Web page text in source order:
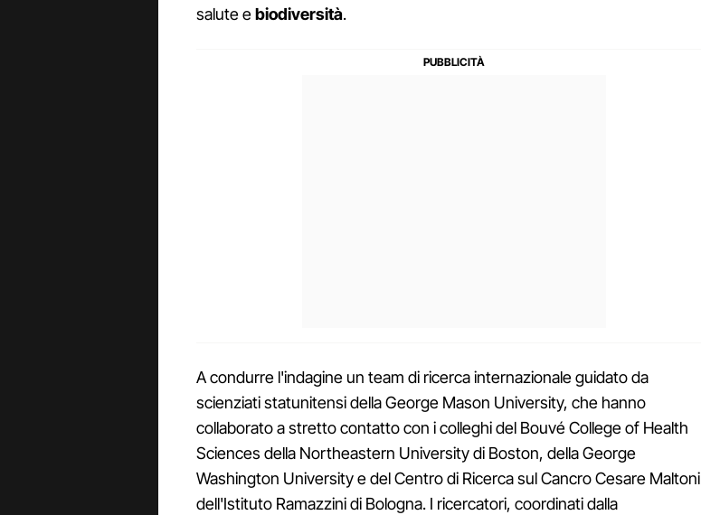
salute ebiodiversità.
A condurre l'indagine un team di ricerca internazionale guidato da
scienziati statunitensi della George Mason University, che hanno
collaborato a stretto contatto con i colleghi del Bouvé College of Health
Sciences della Northeastern University di Boston, della George
Washington University e del Centro di Ricerca sul Cancro Cesare Maltoni
dell'Istituto Ramazzini di Bologna. I ricercatori, coordinati dalla